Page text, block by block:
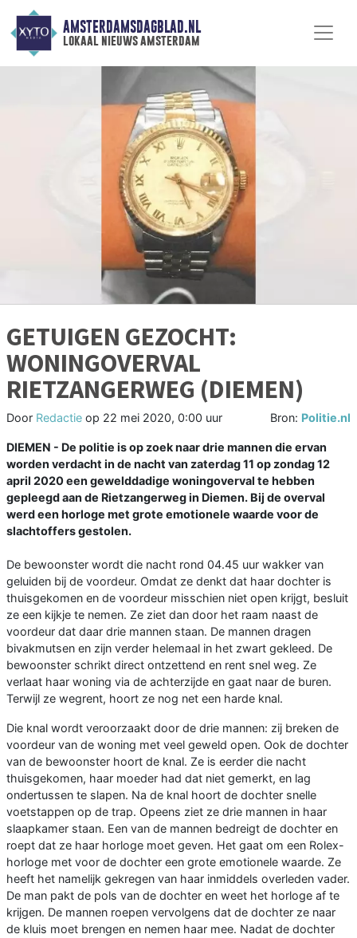
AMSTERDAMSDAGBLAD.NL
lokaal nieuws amsterdam
GETUIGEN GEZOCHT:
WONINGOVERVAL
RIETZANGERWEG (DIEMEN)
Door Redactie op 22 mei 2020, 0:00 uur Bron: Politie.nl
DIEMEN - De politie is op zoek naar drie mannen die ervan
worden verdacht in de nacht van zaterdag 11 op zondag 12
april 2020 een gewelddadige woningoverval te hebben
gepleegd aan de Rietzangerweg in Diemen. Bij de overval
werd een horloge met grote emotionele waarde voor de
slachtoffers gestolen.
De bewoonster wordt die nacht rond 04.45 uur wakker van
geluiden bij de voordeur. Omdat ze denkt dat haar dochter is
thuisgekomen en de voordeur misschien niet open krijgt, besluit
ze een kijkje te nemen. Ze ziet dan door het raam naast de
voordeur dat daar drie mannen staan. De mannen dragen
bivakmutsen en zijn verder helemaal in het zwart gekleed. De
bewoonster schrikt direct ontzettend en rent snel weg. Ze
verlaat haar woning via de achterzijde en gaat naar de buren.
Terwijl ze wegrent, hoort ze nog net een harde knal.
Die knal wordt veroorzaakt door de drie mannen: zij breken de
voordeur van de woning met veel geweld open. Ook de dochter
van de bewoonster hoort de knal. Ze is eerder die nacht
thuisgekomen, haar moeder had dat niet gemerkt, en lag
ondertussen te slapen. Na de knal hoort de dochter snelle
voetstappen op de trap. Opeens ziet ze drie mannen in haar
slaapkamer staan. Een van de mannen bedreigt de dochter en
roept dat ze haar horloge moet geven. Het gaat om een Rolex-
horloge met voor de dochter een grote emotionele waarde. Ze
heeft het namelijk gekregen van haar inmiddels overleden vader.
De man pakt de pols van de dochter en weet het horloge af te
krijgen. De mannen roepen vervolgens dat de dochter ze naar
de kluis moet brengen en nemen haar mee. Nadat de dochter